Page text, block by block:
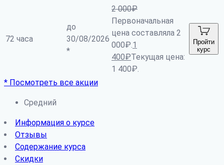
72 часа
до
30/08/2026
*
2 000₽
Первоначальная
цена составляла 2
000₽.1
400₽Текущая цена:
1 400₽.
Пройти
курс
* Посмотреть все акции
Средний
Информация о курсе
Отзывы
Содержание курса
Скидки